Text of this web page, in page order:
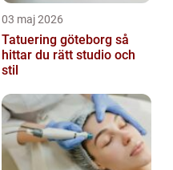
03 maj 2026
Tatuering göteborg så
hittar du rätt studio och
stil